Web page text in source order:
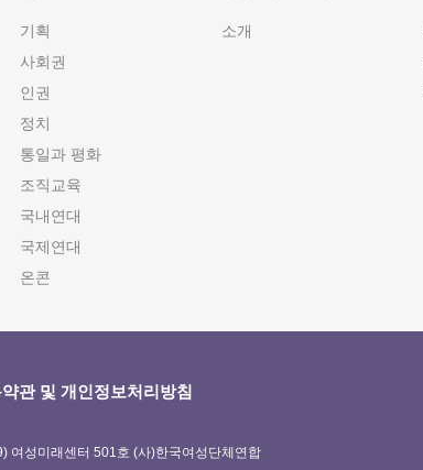
기획
사회권
인권
정치
통일과 평화
조직교육
국내연대
국제연대
온콘
소개
관 및 개인정보처리방침
여성미래센터 501호 (사)한국여성단체연합